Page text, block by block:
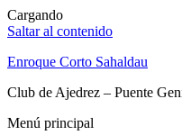
Cargando
Saltar al contenido
Enroque Corto Sahaldau
Club de Ajedrez – Puente
Menú principal